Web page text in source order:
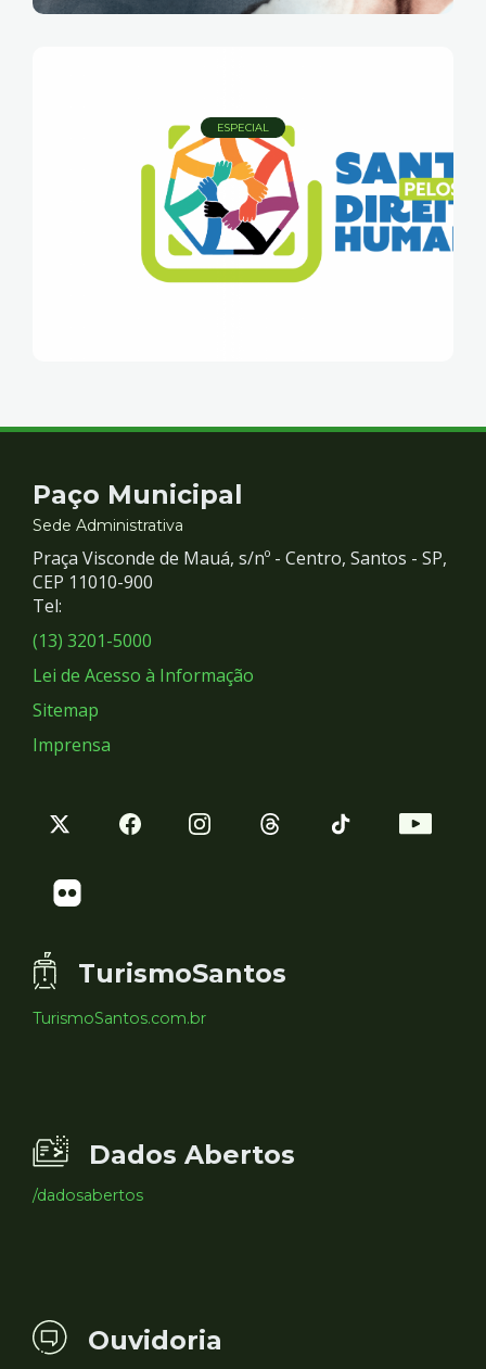
ESPECIAL
Semana dos Direitos Humanos
Contato
e
Redes
Sociais
Paço Municipal
Sede Administrativa
Praça Visconde de Mauá, s/nº - Centro, Santos - SP,
CEP 11010-900
Tel:
(13) 3201-5000
Lei de Acesso à Informação
Sitemap
Imprensa
TurismoSantos
TurismoSantos.com.br
Dados Abertos
/dadosabertos
Ouvidoria